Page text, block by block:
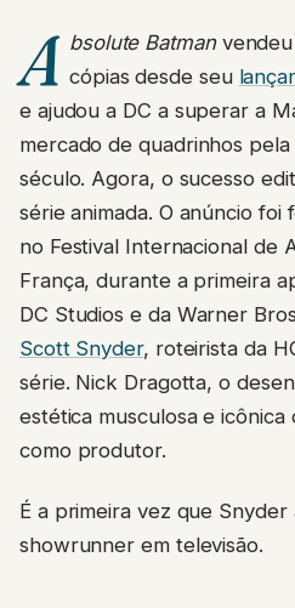
A bsolute Batmanvendeu
cópias desde seu
e ajudou a DC a superar a
mercado de quadrinhos
século. Agora, o sucesso
série animada. O anúncio
no Festival Internacional de
França, durante a primeira
DC Studios e da Warner
Scott Snyder, roteirista da
série. Nick Dragotta, o
estética musculosa e
como produtor.
É a primeira vez que
showrunner em televisão.